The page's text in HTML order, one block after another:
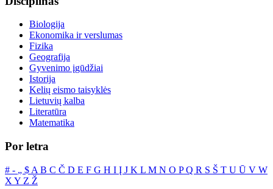
Biologija
Ekonomika ir verslumas
Fizika
Geografija
Gyvenimo įgūdžiai
Istorija
Kelių eismo taisyklės
Lietuvių kalba
Literatūra
Matematika
Por letra
# ‐ „ $ A B C Č D E F G H I Į J K L M N O PQ R S Š T U Ū V W
X Y Z Ž